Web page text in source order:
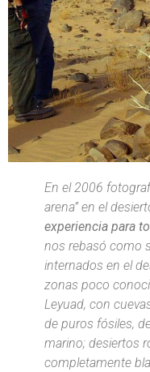
En el 2006
arena” en el
experiencia para
nos rebasó como
internados en el
zonas poco
Leyuad, con
de puros fósiles,
marino; desiertos
completamente